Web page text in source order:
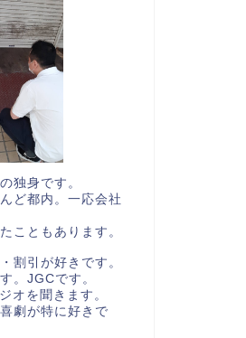
独身です。
ど都内。一応会社
こともあります。
割引が好きです。
。JGCです。
オを聞きます。
劇が特に好きで